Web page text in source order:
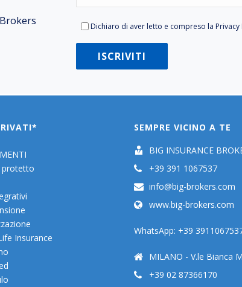
Dichiaro di aver letto e compreso la Privacy
protetto
Insurance
SEMPRE VICINO A TE
BIG INSURANCE
+39 391 1067537
info@big-brokers.com
www.big-brokers.com
WhatsApp: +39
MILANO - V.le Bianca
+39 02 87366170